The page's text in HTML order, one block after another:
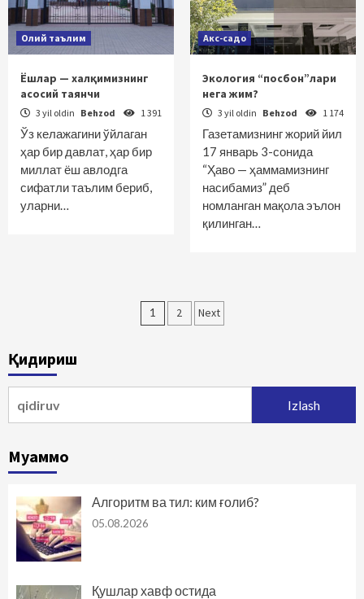
Олий таълим
Ёшлар — халқимизнинг
асосий таянчи
3 yil oldin Behzod 1 391
Ўз келажагини ўйлаган
ҳар бир давлат, ҳар бир
миллат ёш авлодга
сифатли таълим бериб,
уларни…
Акс-садо
Экология “посбон”лари
нега жим?
3 yil oldin Behzod 1 174
Газетамизнинг жорий йил
17 январь 3-сонида
“Ҳаво — ҳаммамизнинг
насибамиз” деб
номланган мақола эълон
қилинган…
Maqolalar
1 2 Next
Қидириш
Муаммо
Алгоритм ва тил: ким ғолиб?
05.08.2026
Қушлар хавф остида